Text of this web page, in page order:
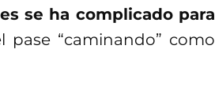
se ha complicado para
“caminando” como